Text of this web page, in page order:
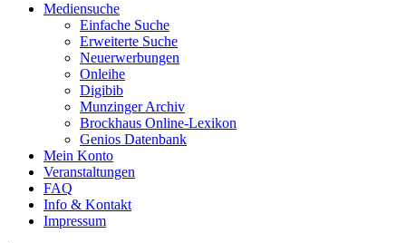
Mediensuche
Einfache Suche
Erweiterte Suche
Neuerwerbungen
Onleihe
Digibib
Munzinger Archiv
Brockhaus Online-Lexikon
Genios Datenbank
Mein Konto
Veranstaltungen
FAQ
Info & Kontakt
Impressum